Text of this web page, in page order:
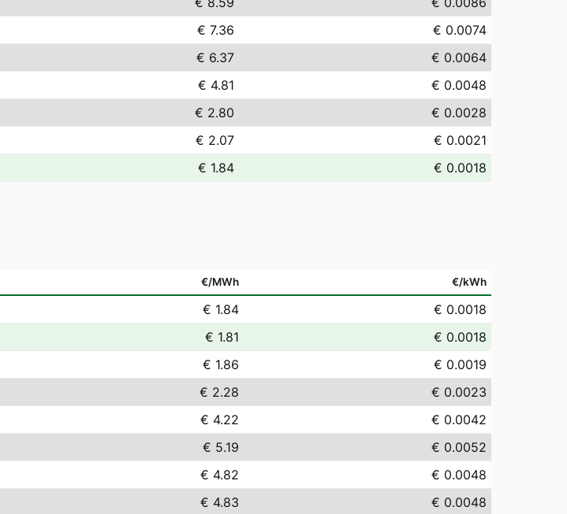
€ 7.36
€ 0.0074
€ 6.37
€ 0.0064
€ 4.81
€ 0.0048
€ 2.80
€ 0.0028
€ 2.07
€ 0.0021
€ 1.84 € 0.0018
€/MWh €/kWh
€ 1.84
€ 0.0018
€ 1.81
€ 0.0018
€ 1.86
€ 0.0019
€ 2.28
€ 0.0023
€ 4.22
€ 0.0042
€ 5.19
€ 0.0052
€ 4.82
€ 0.0048
€ 4.83
€ 0.0048